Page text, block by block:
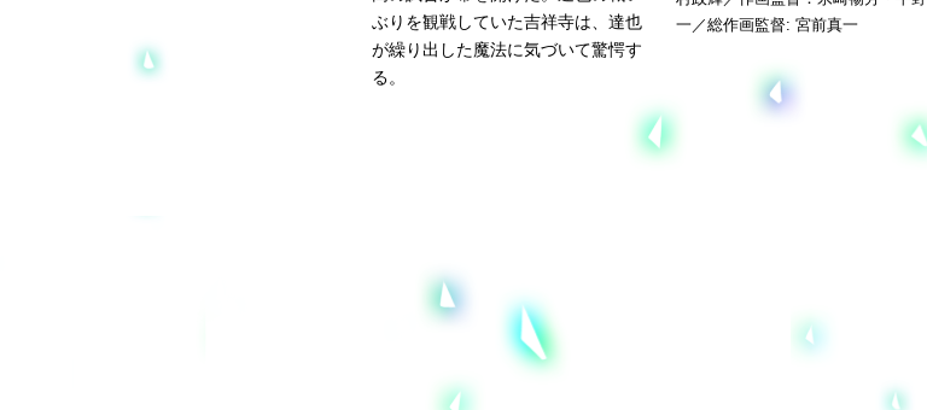
ぶりを観戦していた吉祥寺は、達也
が繰り出した魔法に気づいて驚愕す
る。
一／総作画監督: 宮前真一